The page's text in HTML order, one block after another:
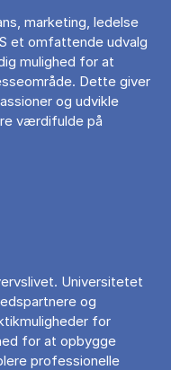
marketing, ledelse
et omfattende udvalg
mulighed for at
Dette giver
og udvikle
værdifulde på
Universitetet
og
for
for at opbygge
professionelle